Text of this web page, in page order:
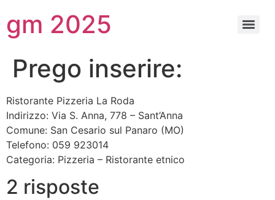
gm 2025
Prego inserire:
Ristorante Pizzeria La Roda
Indirizzo: Via S. Anna, 778 – Sant’Anna
Comune: San Cesario sul Panaro (MO)
Telefono: 059 923014
Categoria: Pizzeria – Ristorante etnico
2 risposte